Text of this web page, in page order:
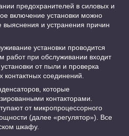
предохранителей в силовых и
включение установки можно
выяснения и устранения причин
установки проводится
работ при обслуживании входит
от пыли и проверка
контактных соединений.
которые
контакторами.
от микропроцессорного
(далее «регулятор»). Все
шкафу.